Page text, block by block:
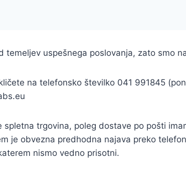
temeljev uspešnega poslovanja, zato smo
na telefonsko številko 041 991845
spletna trgovina, poleg dostave po pošti
je obvezna predhodna najava preko
nismo vedno prisotni.